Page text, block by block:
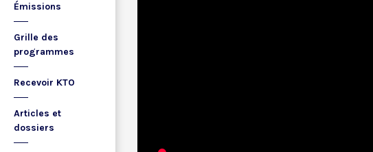
Émissions
Grille des
programmes
Recevoir KTO
Articles et
dossiers